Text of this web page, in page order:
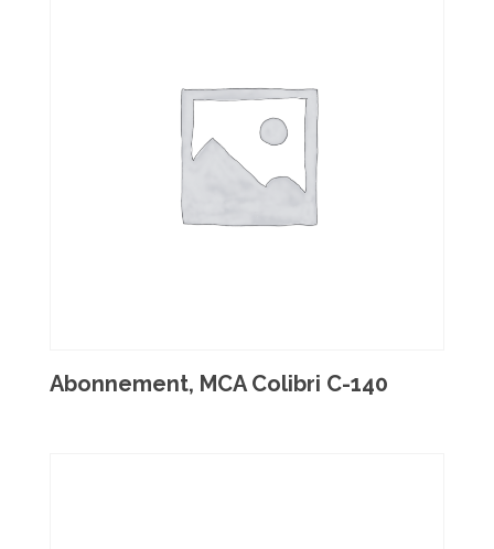
Abonnement, MCA Colibri C-140